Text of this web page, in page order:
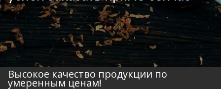
Высокое качество продукции по
умеренным ценам!